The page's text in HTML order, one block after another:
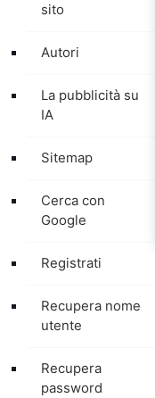
sito
Autori
La pubblicità su
IA
Sitemap
Cerca con
Google
Registrati
Recupera nome
utente
Recupera
password